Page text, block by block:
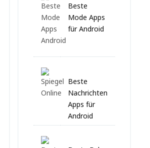
Beste
Mode Apps
für Android
Beste
Nachrichten
Apps für
Android